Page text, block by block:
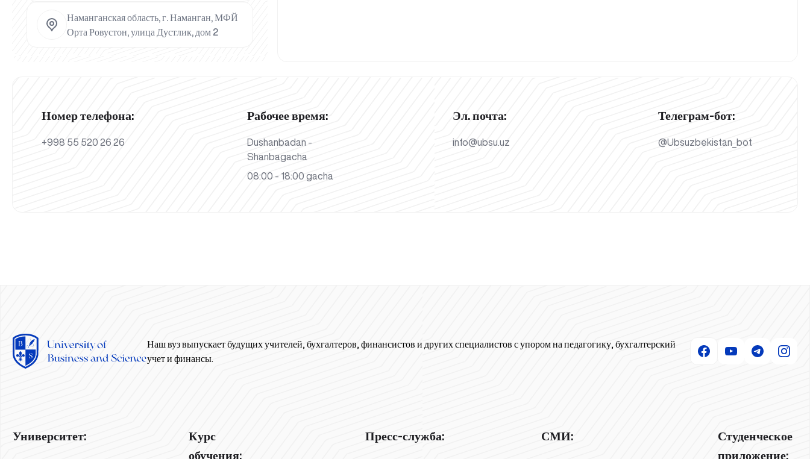
Наманганская область, г. Наманган, МФЙ
Орта Ровустон, улица Дустлик, дом 2
Номер телефона:
+998 55 520 26 26
Рабочее время:
Dushanbadan -
Shanbagacha
08:00 - 18:00 gacha
Эл. почта:
info@ubsu.uz
Телеграм-бот:
@Ubsuzbekistan_bot
Наш вуз выпускает будущих учителей, бухгалтеров, финансистов и других специалистов с упором на педагогику, бухгалтерский
учет и финансы.
Университет:
Курс
обучения:
Пресс-служба: СМИ:
Студенческое
приложение: